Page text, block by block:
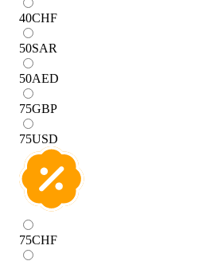
40CHF
50SAR
50AED
75GBP
75USD
75CHF